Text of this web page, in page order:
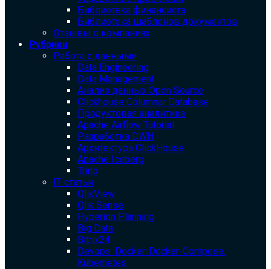
Библиотека финансиста
Библиотека шаблонов документов
Отзывы о компаниях
Рубрики
Работа с данными
Data Engineering
Data Management
Анализ данных Open Source
Clickhouse Columnar Database
Продуктовая аналитика
Apache Airflow Tutorial
Разработка DWH
Архитектура ClickHouse
Apache Iceberg
Trino
IT статьи
QlikView
Qlik Sense
Hyperion Planning
Big Data
Bitrix24
Devops. Docker. Docker-Compose.
Kubernetes